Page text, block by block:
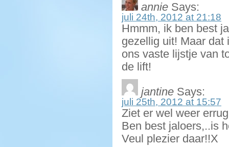
annie Says:
juli 24th, 2012 at 21:18
Hmmm, ik ben best
gezellig uit! Maar
ons vaste lijstje van
de lift!
jantine Says:
juli 25th, 2012 at 15:57
Ziet er wel weer
Ben best jaloers,..is
Veul plezier daar!!X